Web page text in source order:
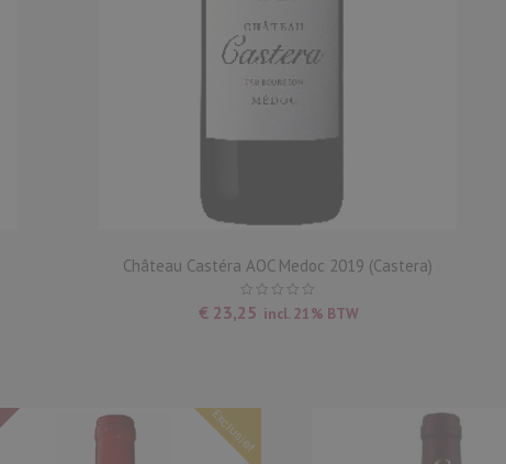
Château Castéra AOC Medoc 2019 (Castera)
€ 23,25 incl. 21% BTW
Exclusief